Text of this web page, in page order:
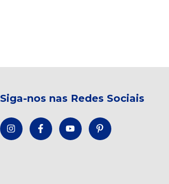
Siga-nos nas Redes Sociais